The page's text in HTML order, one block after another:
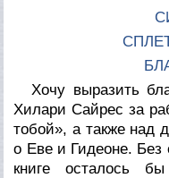
Хочу выразить
Хилари Сайрес за
тобой», а также
о Еве и Гидеоне.
книге осталось